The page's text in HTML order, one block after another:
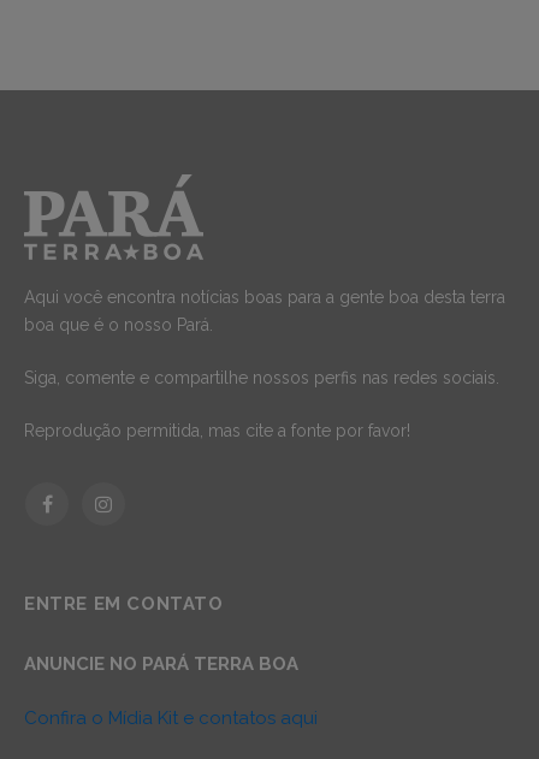
Aqui você encontra notícias boas para a gente boa desta terra
boa que é o nosso Pará.
Siga, comente e compartilhe nossos perfis nas redes sociais.
Reprodução permitida, mas cite a fonte por favor!
FacebookInstagram
ENTRE EM CONTATO
ANUNCIE NO PARÁ TERRA BOA
Confira o Mídia Kit e contatos aqui